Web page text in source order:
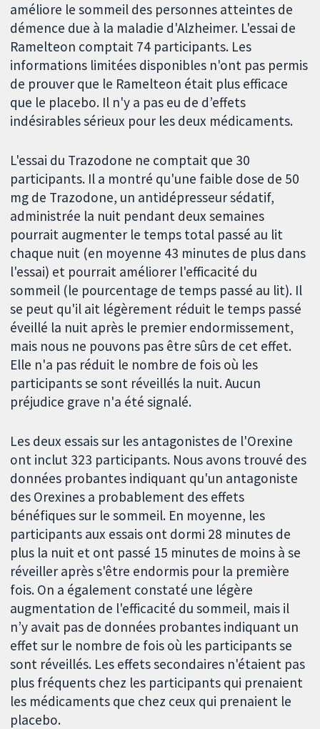
améliore le sommeil des personnes atteintes de
démence due à la maladie d'Alzheimer. L'essai de
Ramelteon comptait 74 participants. Les
informations limitées disponibles n'ont pas permis
de prouver que le Ramelteon était plus efficace
que le placebo. Il n'y a pas eu de d’effets
indésirables sérieux pour les deux médicaments.
L'essai du Trazodone ne comptait que 30
participants. Il a montré qu'une faible dose de 50
mg de Trazodone, un antidépresseur sédatif,
administrée la nuit pendant deux semaines
pourrait augmenter le temps total passé au lit
chaque nuit (en moyenne 43 minutes de plus dans
l'essai) et pourrait améliorer l'efficacité du
sommeil (le pourcentage de temps passé au lit). Il
se peut qu'il ait légèrement réduit le temps passé
éveillé la nuit après le premier endormissement,
mais nous ne pouvons pas être sûrs de cet effet.
Elle n'a pas réduit le nombre de fois où les
participants se sont réveillés la nuit. Aucun
préjudice grave n'a été signalé.
Les deux essais sur les antagonistes de l'Orexine
ont inclut 323 participants. Nous avons trouvé des
données probantes indiquant qu'un antagoniste
des Orexines a probablement des effets
bénéfiques sur le sommeil. En moyenne, les
participants aux essais ont dormi 28 minutes de
plus la nuit et ont passé 15 minutes de moins à se
réveiller après s'être endormis pour la première
fois. On a également constaté une légère
augmentation de l'efficacité du sommeil, mais il
n’y avait pas de données probantes indiquant un
effet sur le nombre de fois où les participants se
sont réveillés. Les effets secondaires n'étaient pas
plus fréquents chez les participants qui prenaient
les médicaments que chez ceux qui prenaient le
placebo.